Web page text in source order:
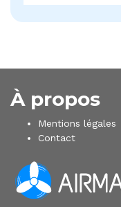
À propos
Mentions légales
Contact